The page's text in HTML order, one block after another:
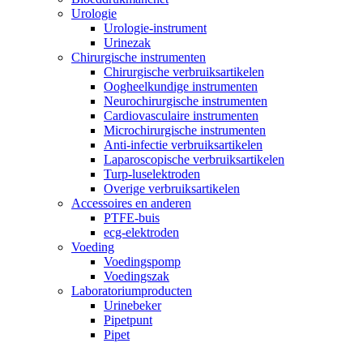
Urologie
Urologie-instrument
Urinezak
Chirurgische instrumenten
Chirurgische verbruiksartikelen
Oogheelkundige instrumenten
Neurochirurgische instrumenten
Cardiovasculaire instrumenten
Microchirurgische instrumenten
Anti-infectie verbruiksartikelen
Laparoscopische verbruiksartikelen
Turp-luselektroden
Overige verbruiksartikelen
Accessoires en anderen
PTFE-buis
ecg-elektroden
Voeding
Voedingspomp
Voedingszak
Laboratoriumproducten
Urinebeker
Pipetpunt
Pipet